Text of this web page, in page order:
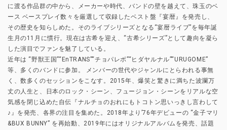
に渡る作品群の中から、メーカーや時代、バンドの壁を越えて、珠玉のベ
ース ベースプレイ数々を厳選して収録したベスト盤『宴暦』を発売し、
その歴史を知らしめた。そのライブシリーズとなる“宴暦ライブ”を毎年誕
生月の11月に慣行。現在は古希を迎え、“古希シリーズ”として趣向を凝ら
した演目でファンを魅了している。
近年は “野獣王国”“EnTRANS”“チョパレボ”“ヒダヤルナル”“URUGOME”
等、多くのバンドに参加。 メンバーの世代やジャンルにとらわれる事無
く、数多くのセッションをこなす。2015年、爆笑と驚きに満ちた波瀾万
丈の人生と、日本のロック・シーン、フュージョン・シーンをリアルな空
気感を閉じ込めた自伝『ナルチョのおれにもトコトン思いっきし言わして
♪』を発売、各界の注目を集めた。2018年より’76年デビューの “金子マリ
&BUX BUNNY” を再始動、2019年にはオリジナルアルバムを発売、話題